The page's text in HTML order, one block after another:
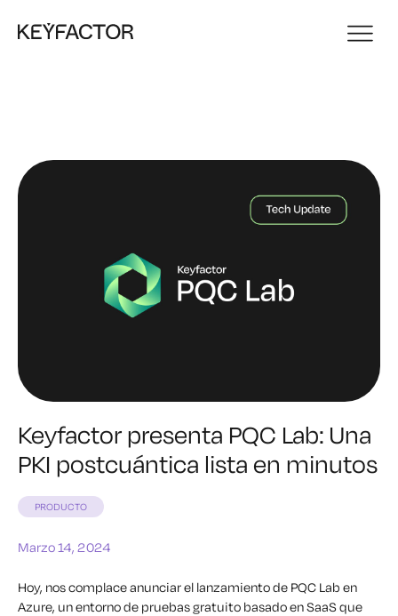
Keyfactor presenta PQC Lab: Una
PKI postcuántica lista en minutos
PRODUCTO
Marzo 14, 2024
Hoy, nos complace anunciar el lanzamiento de PQC Lab en
Azure, un entorno de pruebas gratuito basado en SaaS que